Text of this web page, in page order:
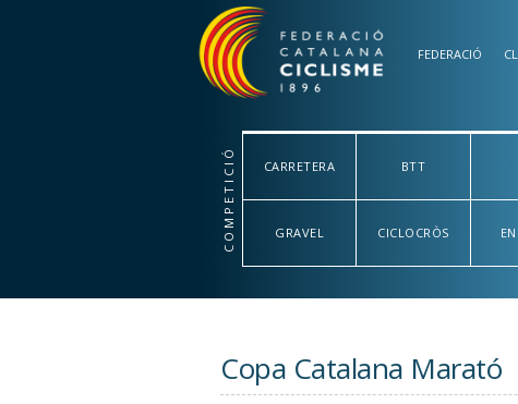
FEDERACIÓ
COMPETICIÓ CARRETERA BTT
GRAVEL CICLOCRÒS
Copa Catalana Marató